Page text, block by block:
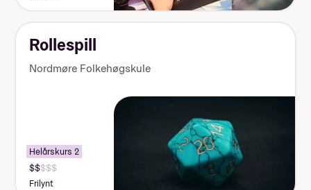
Rollespill
Nordmøre Folkehøgskule
Helårskurs 2
Frilynt